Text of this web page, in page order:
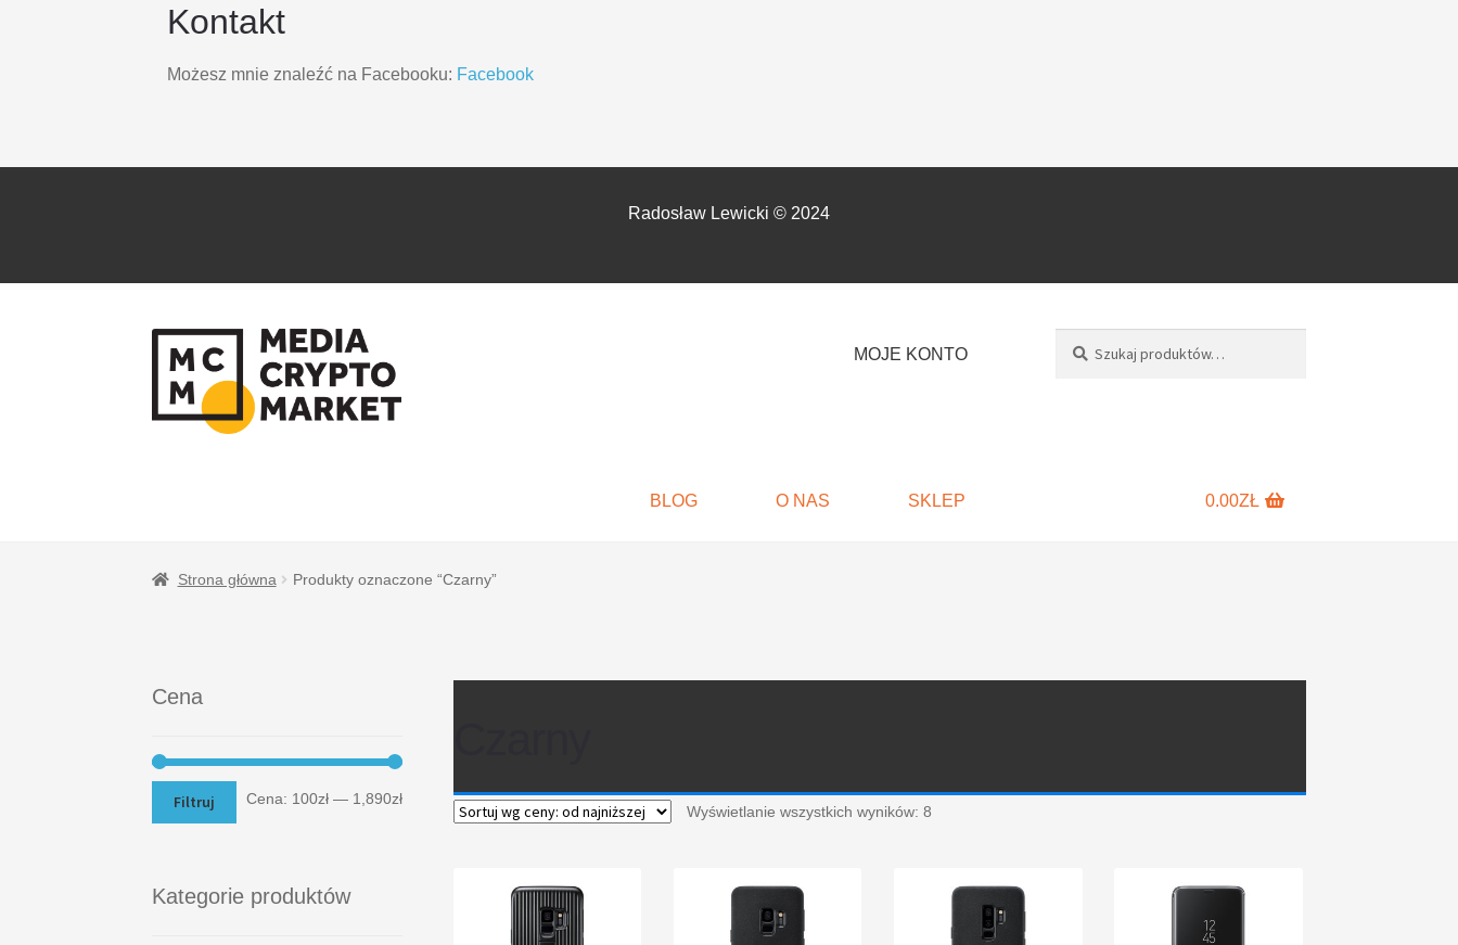
Kontakt
Możesz mnie znaleźć na Facebooku: Facebook
Radosław Lewicki © 2024
PRZEJDŹ
DO
NAWIGACJI
PRZEJDŹ
DO
TREŚCI
MOJE KONTO
SKLEP
O NAS
BLOG 0.00ZŁ
Strona główna Produkty oznaczone “Czarny”
Wyświetlanie wszystkich wyników: 8
Cena
Filtruj Cena: 100zł — 1,890zł
Kategorie produktów